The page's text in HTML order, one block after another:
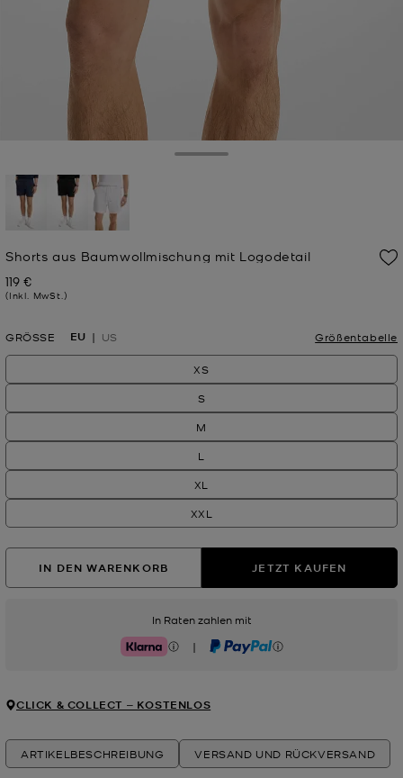
Shorts aus Baumwollmischung mit Logodetail
Jetzt
119 €
(Inkl. MwSt.)
GRÖSSE EU US Größentabelle
XS
S
M
L
XL
XXL
IN DEN WARENKORB JETZT KAUFEN
In Raten zahlen mit
Klarna | PayPal
CLICK & COLLECT ‒ KOSTENLOS
ARTIKELBESCHREIBUNG VERSAND UND RÜCKVERSAND